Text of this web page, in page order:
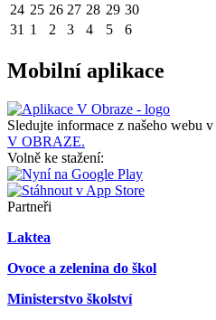
24 25 26 27 28 29 30
31 1 2 3 4 5 6
Mobilní aplikace
Sledujte informace z našeho webu v
V OBRAZE.
Volně ke stažení:
Partneři
Laktea
Ovoce a zelenina do škol
Ministerstvo školství